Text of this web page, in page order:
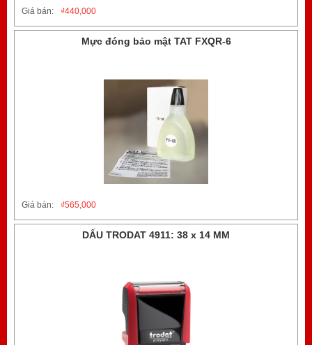
Giá bán: 440,000
₫
Mực đóng bảo mật TAT FXQR-6
Giá bán: 565,000
₫
DẤU TRODAT 4911: 38 x 14 MM